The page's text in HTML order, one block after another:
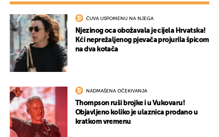
ČUVA USPOMENU NA NJEGA
Njezinog oca obožavala je cijela Hrvatska!
Kći neprežaljenog pjevača projurila špicom
na dva kotača
NADMAŠENA OČEKIVANJA
Thompson ruši brojke i u Vukovaru!
Objavljeno koliko je ulaznica prodano u
kratkom vremenu